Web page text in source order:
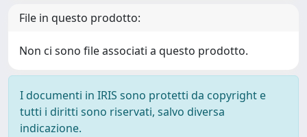
File in questo prodotto:
Non ci sono file associati a questo prodotto.
I documenti in IRIS sono protetti da copyright e
tutti i diritti sono riservati, salvo diversa
indicazione.